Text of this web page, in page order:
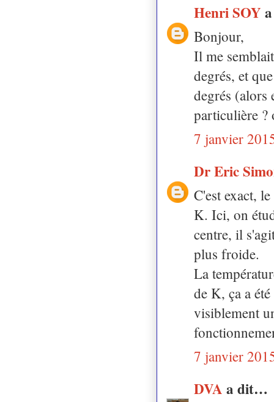
Henri SOY
Bonjour,
Il me
degrés, et
degrés (alors
particulière ?
7 janvier
Dr Eric
C'est exact,
K. Ici, on
centre, il
plus froide.
La
de K, ça a
visiblement
7 janvier
DVA a dit…